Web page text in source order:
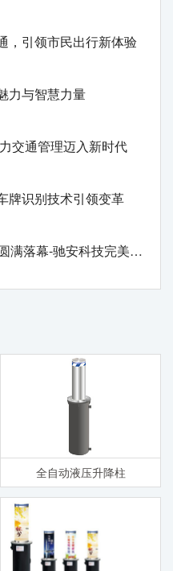
，引领市民出行新体验
力与智慧力量
交通管理迈入新时代
牌识别技术引领变革
第21届中国户外传播大会圆满落幕-驰安科技完美收官!
全自动液压升降柱